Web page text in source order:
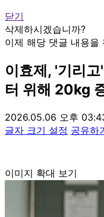
닫기
삭제하시겠습니까?
이제 해당 댓글 내용을
이효제, '기리
터 위해 20kg
2026.05.06 오후
글자 크기 설정 공유하
이미지 확대 보기